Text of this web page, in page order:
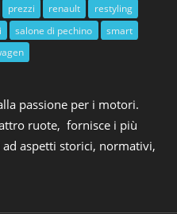
prezzi renault
restyling
salone di pechino
smart
passione per i motori.
ruote, fornisce i più
aspetti storici, normativi,